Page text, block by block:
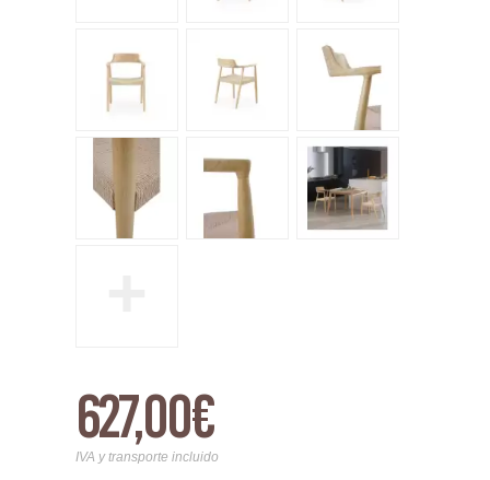
627,00€
IVA y transporte incluido